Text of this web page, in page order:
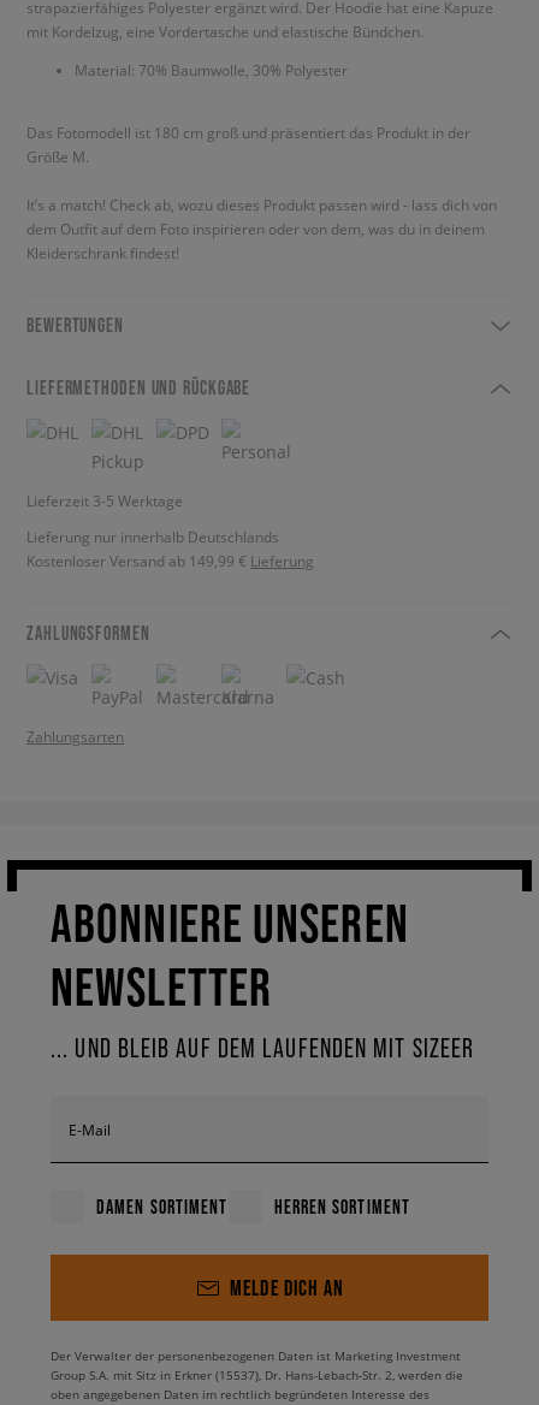
strapazierfähiges Polyester ergänzt wird. Der Hoodie hat eine Kapuze
mit Kordelzug, eine Vordertasche und elastische Bündchen.
Material: 70% Baumwolle, 30% Polyester
Das Fotomodell ist 180 cm groß und präsentiert das Produkt in der
Größe M.
It’s a match! Check ab, wozu dieses Produkt passen wird - lass dich von
dem Outfit auf dem Foto inspirieren oder von dem, was du in deinem
Kleiderschrank findest!
BEWERTUNGEN
LIEFERMETHODEN UND RÜCKGABE
Lieferzeit 3-5 Werktage
Lieferung nur innerhalb Deutschlands
Kostenloser Versand ab 149,99 € Lieferung
ZAHLUNGSFORMEN
Zahlungsarten
ABONNIERE UNSEREN
NEWSLETTER
... UND BLEIB AUF DEM LAUFENDEN MIT SIZEER
E-Mail
DAMEN SORTIMENT HERREN SORTIMENT
MELDE DICH AN
Der Verwalter der personenbezogenen Daten ist Marketing Investment
Group S.A. mit Sitz in Erkner (15537), Dr. Hans-Lebach-Str. 2, werden die
oben angegebenen Daten im rechtlich begründeten Interesse des